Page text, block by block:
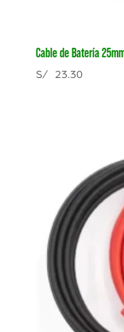
Cable de Batería
S/23.30